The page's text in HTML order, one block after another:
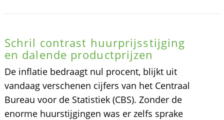
Schril contrast huurprijsstijging
en dalende productprijzen
De inflatie bedraagt nul procent, blijkt uit
vandaag verschenen cijfers van het Centraal
Bureau voor de Statistiek (CBS). Zonder de
enorme huurstijgingen was er zelfs sprake